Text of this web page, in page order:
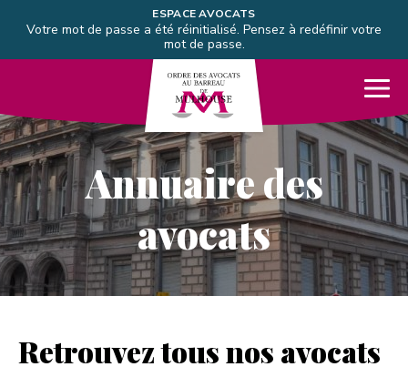
Aller directement à la navigation
Aller directement au contenu
ESPACE AVOCATS
Votre mot de passe a été réinitialisé. Pensez à redéfinir votre
mot de passe.
Barreau de Mulhouse
Annuaire des
avocats
Retrouvez tous nos avocats